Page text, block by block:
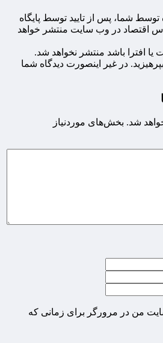
شما، پس از تایید توسط پایگاه
اقتصاد در وب سایت منتشر خواهد
یا افترا باشد منتشر نخواهد شد.
در غیر اینصورت دیدگاه شما
شد. بخش‌های موردنیاز
من در مرورگر برای زمانی که